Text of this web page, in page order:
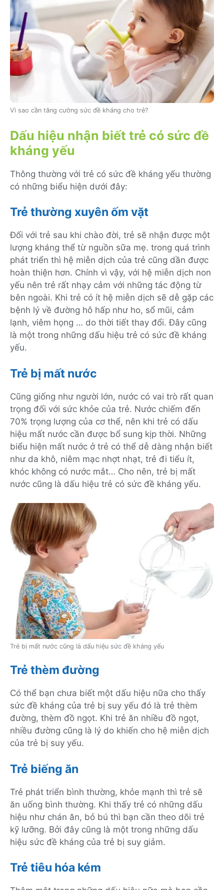
Vì sao cần tăng cường sức đề kháng cho trẻ?
Dấu hiệu nhận biết trẻ có sức đề
kháng yếu
Thông thường với trẻ có sức đề kháng yếu thường
có những biểu hiện dưới đây:
Trẻ thường xuyên ốm vặt
Đối với trẻ sau khi chào đời, trẻ sẽ nhận được một
lượng kháng thể từ nguồn sữa mẹ. trong quá trình
phát triển thì hệ miễn dịch của trẻ cũng dần được
hoàn thiện hơn. Chính vì vậy, với hệ miễn dịch non
yếu nên trẻ rất nhạy cảm với những tác động từ
bên ngoài. Khi trẻ có ít hệ miễn dịch sẽ dễ gặp các
bệnh lý về đường hô hấp như ho, sổ mũi, cảm
lạnh, viêm họng … do thời tiết thay đổi. Đây cũng
là một trong những dấu hiệu trẻ có sức đề kháng
yếu.
Trẻ bị mất nước
Cũng giống như người lớn, nước có vai trò rất quan
trọng đối với sức khỏe của trẻ. Nước chiếm đến
70% trọng lượng của cơ thể, nên khi trẻ có dấu
hiệu mất nước cần được bổ sung kịp thời. Những
biểu hiện mất nước ở trẻ có thể dễ dàng nhận biết
như da khô, niêm mạc nhợt nhạt, trẻ đi tiểu ít,
khóc không có nước mắt… Cho nên, trẻ bị mất
nước cũng là dấu hiệu trẻ có sức đề kháng yếu.
Trẻ bị mất nước cũng là dấu hiệu sức đề kháng yếu
Trẻ thèm đường
Có thể bạn chưa biết một dấu hiệu nữa cho thấy
sức đề kháng của trẻ bị suy yếu đó là trẻ thèm
đường, thèm đồ ngọt. Khi trẻ ăn nhiều đồ ngọt,
nhiều đường cũng là lý do khiến cho hệ miễn dịch
của trẻ bị suy yếu.
Trẻ biếng ăn
Trẻ phát triển bình thường, khỏe mạnh thì trẻ sẽ
ăn uống bình thường. Khi thấy trẻ có những dấu
hiệu như chán ăn, bỏ bú thì bạn cần theo dõi trẻ
kỹ lưỡng. Bởi đây cũng là một trong những dấu
hiệu sức đề kháng của trẻ bị suy giảm.
Trẻ tiêu hóa kém